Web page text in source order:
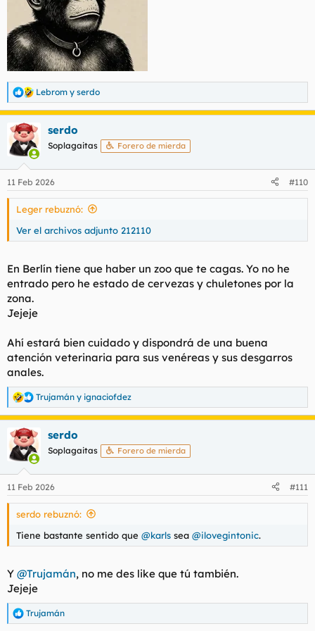
R
e
a
c
c
i
e
s
Lebrom y serdo
serdo
Soplagaitas Forero de mierda
11 Feb 2026 #110
Leger rebuznó:
Ver el archivos adjunto 212110
En Berlín tiene que haber un zoo que te cagas. Yo no he
entrado pero he estado de cervezas y chuletones por la
zona.
Jejeje
Ahí estará bien cuidado y dispondrá de una buena
atención veterinaria para sus venéreas y sus desgarros
anales.
R
e
a
c
c
i
e
s
Trujamán y ignaciofdez
serdo
Soplagaitas Forero de mierda
11 Feb 2026 #111
serdo rebuznó:
Tiene bastante sentido que @karls sea @ilovegintonic.
Y @Trujamán, no me des like que tú también.
Jejeje
R
Trujamán